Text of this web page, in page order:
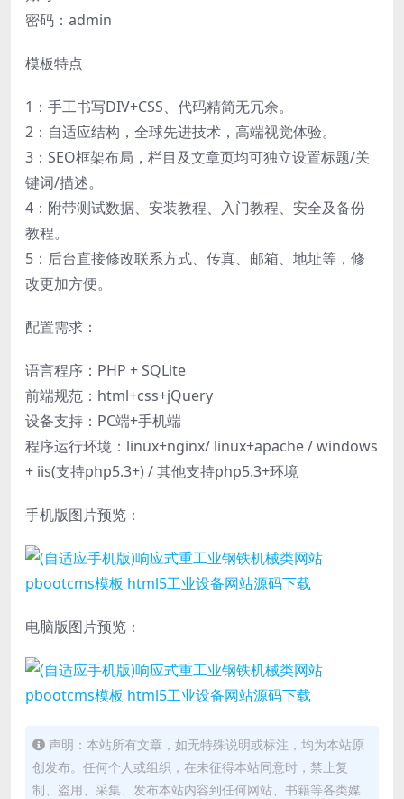
密码：admin
模板特点
1：手工书写DIV+CSS、代码精简无冗余。
2：自适应结构，全球先进技术，高端视觉体验。
3：SEO框架布局，栏目及文章页均可独立设置标题/关
键词/描述。
4：附带测试数据、安装教程、入门教程、安全及备份
教程。
5：后台直接修改联系方式、传真、邮箱、地址等，修
改更加方便。
配置需求：
语言程序：PHP + SQLite
前端规范：html+css+jQuery
设备支持：PC端+手机端
程序运行环境：linux+nginx/ linux+apache / windows
+ iis(支持php5.3+) / 其他支持php5.3+环境
手机版图片预览：
电脑版图片预览：
声明：本站所有文章，如无特殊说明或标注，均为本站原
创发布。任何个人或组织，在未征得本站同意时，禁止复
制、盗用、采集、发布本站内容到任何网站、书籍等各类媒